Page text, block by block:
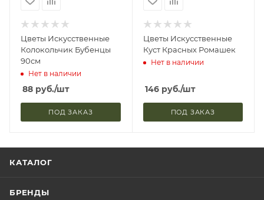
Цветы Искусственные
Колокольчик Бубенцы
90см
Нет в наличии
88 руб./шт
ПОД ЗАКАЗ
Цветы Искусственные
Куст Красных Ромашек
Нет в наличии
146руб./шт
ПОД ЗАКАЗ
КАТАЛОГ
БРЕНДЫ